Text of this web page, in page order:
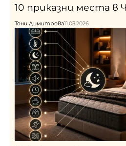
10 приказни места в
Тони Димитрова11.03.2026